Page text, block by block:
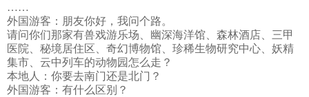
……
外国游客：朋友你好，我问个路。
请问你们那家有兽戏游乐场、幽深海洋馆、森林酒店、三甲
医院、秘境居住区、奇幻博物馆、珍稀生物研究中心、妖精
集市、云中列车的动物园怎么走？
本地人：你要去南门还是北门？
外国游客：有什么区别？